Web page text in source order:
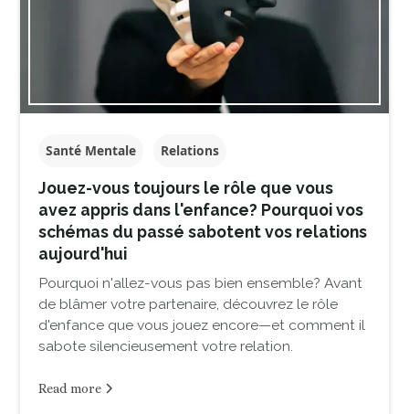
Santé Mentale Relations
Jouez-vous toujours le rôle que vous
avez appris dans l'enfance? Pourquoi vos
schémas du passé sabotent vos relations
aujourd'hui
Pourquoi n'allez-vous pas bien ensemble? Avant
de blâmer votre partenaire, découvrez le rôle
d'enfance que vous jouez encore—et comment il
sabote silencieusement votre relation.
Read more